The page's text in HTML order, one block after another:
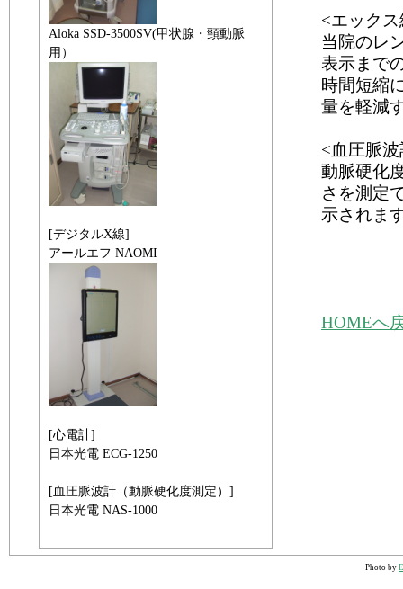
Aloka SSD-3500SV(甲状腺・頸動脈
用）
[デジタルX線]
アールエフ NAOMI
[心電計]
日本光電 ECG-1250
[血圧脈波計（動脈硬化度測定）]
日本光電 NAS-1000
<エック
当院のレ
表示まで
時間短縮
量を軽減
<血圧脈
動脈硬化
さを測定
示されま
HOMEへ
Photo by